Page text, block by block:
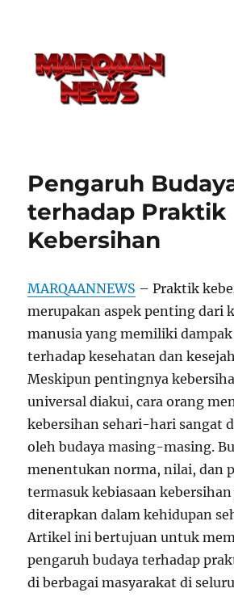
Pengaruh
terhadap Praktik
Kebersihan
MARQAANNEWS – Praktik
merupakan aspek penting dari
manusia yang memiliki
terhadap kesehatan dan
Meskipun pentingnya
universal diakui, cara orang
kebersihan sehari-hari sangat
oleh budaya masing-masing.
menentukan norma, nilai, dan
termasuk kebiasaan
diterapkan dalam kehidupan
Artikel ini bertujuan untuk
pengaruh budaya terhadap
di berbagai masyarakat di